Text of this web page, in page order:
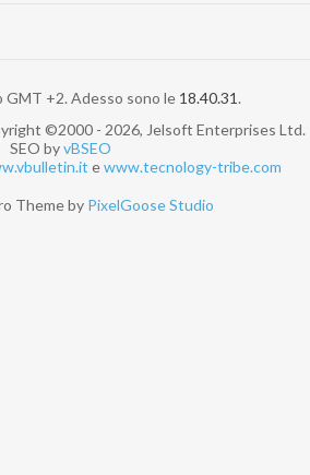
GMT +2. Adesso sono le 18.40.31.
©2000 - 2026, Jelsoft Enterprises Ltd.
SEO byvBSEO
ewww.tecnology-tribe.com
Theme by PixelGoose Studio